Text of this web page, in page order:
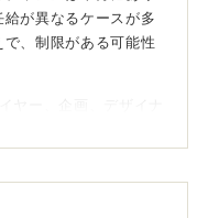
が異なるケースが多
、制限がある可能性
ヤー、企画、デザイナ
が実態です。